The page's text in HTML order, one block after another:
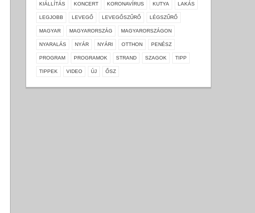
KIÁLLÍTÁS KONCERT KORONAVÍRUS KUTYA LAKÁS
LEGJOBB LEVEGŐ LEVEGŐSZŰRŐ LÉGSZŰRŐ
MAGYAR MAGYARORSZÁG MAGYARORSZÁGON
NYARALÁS NYÁR NYÁRI OTTHON PENÉSZ
PROGRAM PROGRAMOK STRAND SZAGOK TIPP
TIPPEK VIDEO ÚJ ŐSZ